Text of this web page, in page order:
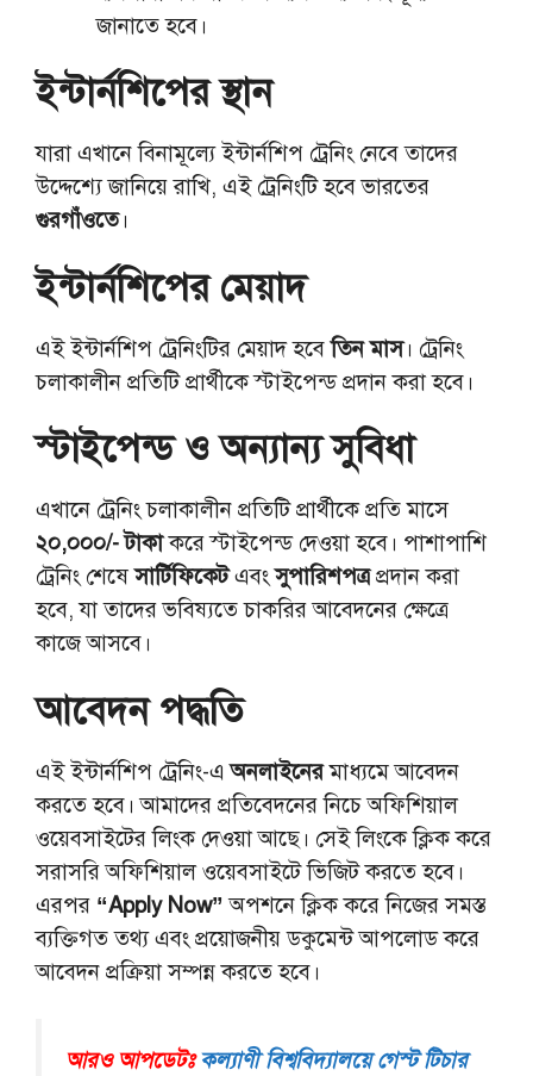
জানাতে হবে।
ইন্টার্নশিপের স্থান
যারা এখানে বিনামূল্যে ইন্টার্নশিপ ট্রেনিং নেবে তাদের
উদ্দেশ্যে জানিয়ে রাখি, এই ট্রেনিংটি হবে ভারতের
গুরগাঁওতে।
ইন্টার্নশিপের মেয়াদ
এই ইন্টার্নশিপ ট্রেনিংটির মেয়াদ হবেতিন মাস। ট্রেনিং
চলাকালীন প্রতিটি প্রার্থীকে স্টাইপেন্ড প্রদান করা হবে।
স্টাইপেন্ড ও অন্যান্য সুবিধা
এখানে ট্রেনিং চলাকালীন প্রতিটি প্রার্থীকে প্রতি মাসে
২০,০০০/- টাকাকরে স্টাইপেন্ড দেওয়া হবে। পাশাপাশি
ট্রেনিং শেষেসার্টিফিকেটএবংসুপারিশপত্রপ্রদান করা
হবে, যা তাদের ভবিষ্যতে চাকরির আবেদনের ক্ষেত্রে
কাজে আসবে।
আবেদন পদ্ধতি
এই ইন্টার্নশিপ ট্রেনিং-এঅনলাইনেরমাধ্যমে আবেদন
করতে হবে। আমাদের প্রতিবেদনের নিচে অফিশিয়াল
ওয়েবসাইটের লিংক দেওয়া আছে। সেই লিংকে ক্লিক করে
সরাসরি অফিশিয়াল ওয়েবসাইটে ভিজিট করতে হবে।
এরপর “Apply Now” অপশনে ক্লিক করে নিজের সমস্ত
ব্যক্তিগত তথ্য এবং প্রয়োজনীয় ডকুমেন্ট আপলোড করে
আবেদন প্রক্রিয়া সম্পন্ন করতে হবে।
আরও আপডেটঃকল্যাণী বিশ্ববিদ্যালয়ে গেস্ট টিচার